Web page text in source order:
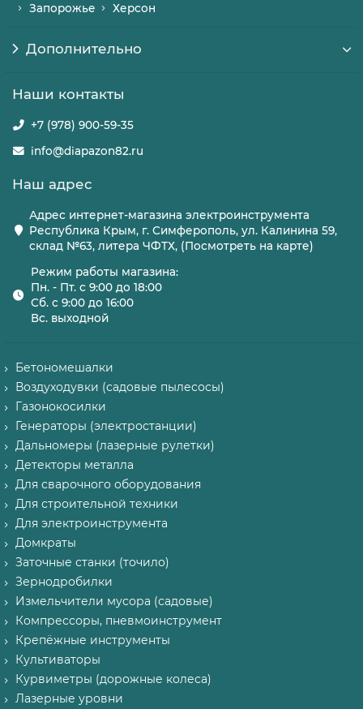
Запорожье
Херсон
Дополнительно
Наши контакты
+7 (978) 900-59-35
info@diapazon82.ru
Наш адрес
Адрес интернет-магазина электроинструмента
Республика Крым, г. Симферополь, ул. Калинина 59,
склад №63, литера ЧФТХ, (Посмотреть на карте)
Режим работы магазина:
Пн. - Пт. с 9:00 до 18:00
Сб. с 9:00 до 16:00
Вс. выходной
Бетономешалки
Воздуходувки (садовые пылесосы)
Газонокосилки
Генераторы (электростанции)
Дальномеры (лазерные рулетки)
Детекторы металла
Для сварочного оборудования
Для строительной техники
Для электроинструмента
Домкраты
Заточные станки (точило)
Зернодробилки
Измельчители мусора (садовые)
Компрессоры, пневмоинструмент
Крепёжные инструменты
Культиваторы
Курвиметры (дорожные колеса)
Лазерные уровни